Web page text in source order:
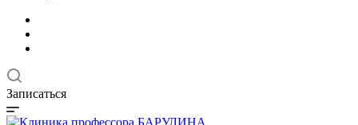
Записаться